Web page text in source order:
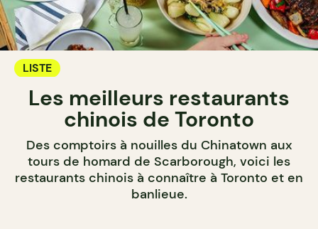
LISTE
Les meilleurs restaurants
chinois de Toronto
Des comptoirs à nouilles du Chinatown aux
tours de homard de Scarborough, voici les
restaurants chinois à connaître à Toronto et en
banlieue.